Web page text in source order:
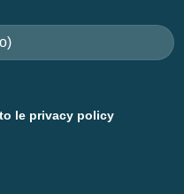
le privacy policy